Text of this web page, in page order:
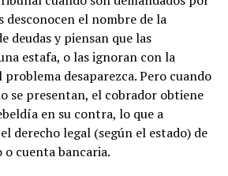
desconocen el nombre de la
deudas y piensan que las
estafa, o las ignoran con la
problema desaparezca. Pero cuando
se presentan, el cobrador obtiene
en su contra, lo que a
derecho legal (según el estado) de
o cuenta bancaria.